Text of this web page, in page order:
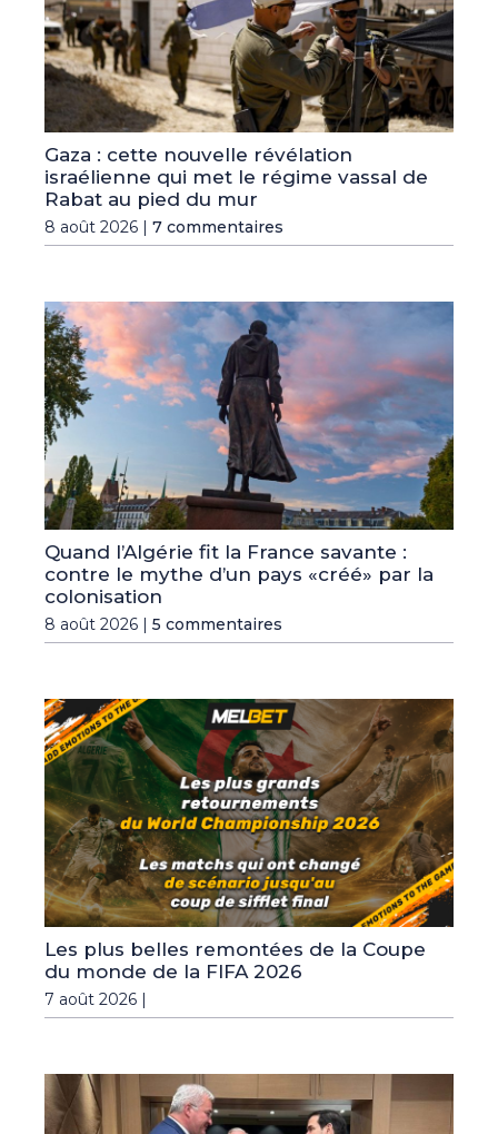
Gaza : cette nouvelle révélation
israélienne qui met le régime vassal de
Rabat au pied du mur
8 août 2026 | 7 commentaires
Quand l’Algérie fit la France savante :
contre le mythe d’un pays «créé» par la
colonisation
8 août 2026 | 5 commentaires
Les plus belles remontées de la Coupe
du monde de la FIFA 2026
7 août 2026 |